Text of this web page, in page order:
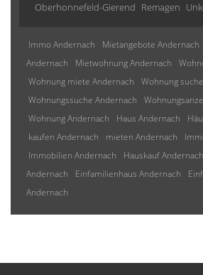
Oberhonnefeld-Gierend Remagen
Immo Andernach Mietangebote Andernach
Andernach
Mietwohnung Andernach
Wohnung miete Andernach
Wohnung
Wohnungssuche Andernach
Wohnung Andernach
Haus Andernach
kaufen Andernach
mieten Andernach
Immobilien Andernach
Hauskauf Andernach
Andernach
Einfamilienhaus Andernach
Andernach